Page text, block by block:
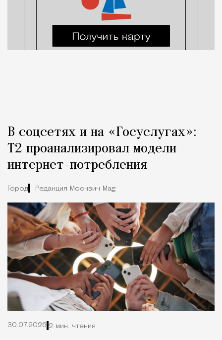
В соцсетях и на «Госуслугах»:
Т2 проанализировал модели
интернет-потребления
Город Редакция Москвич Mag
30.07.2026 2 мин. чтения